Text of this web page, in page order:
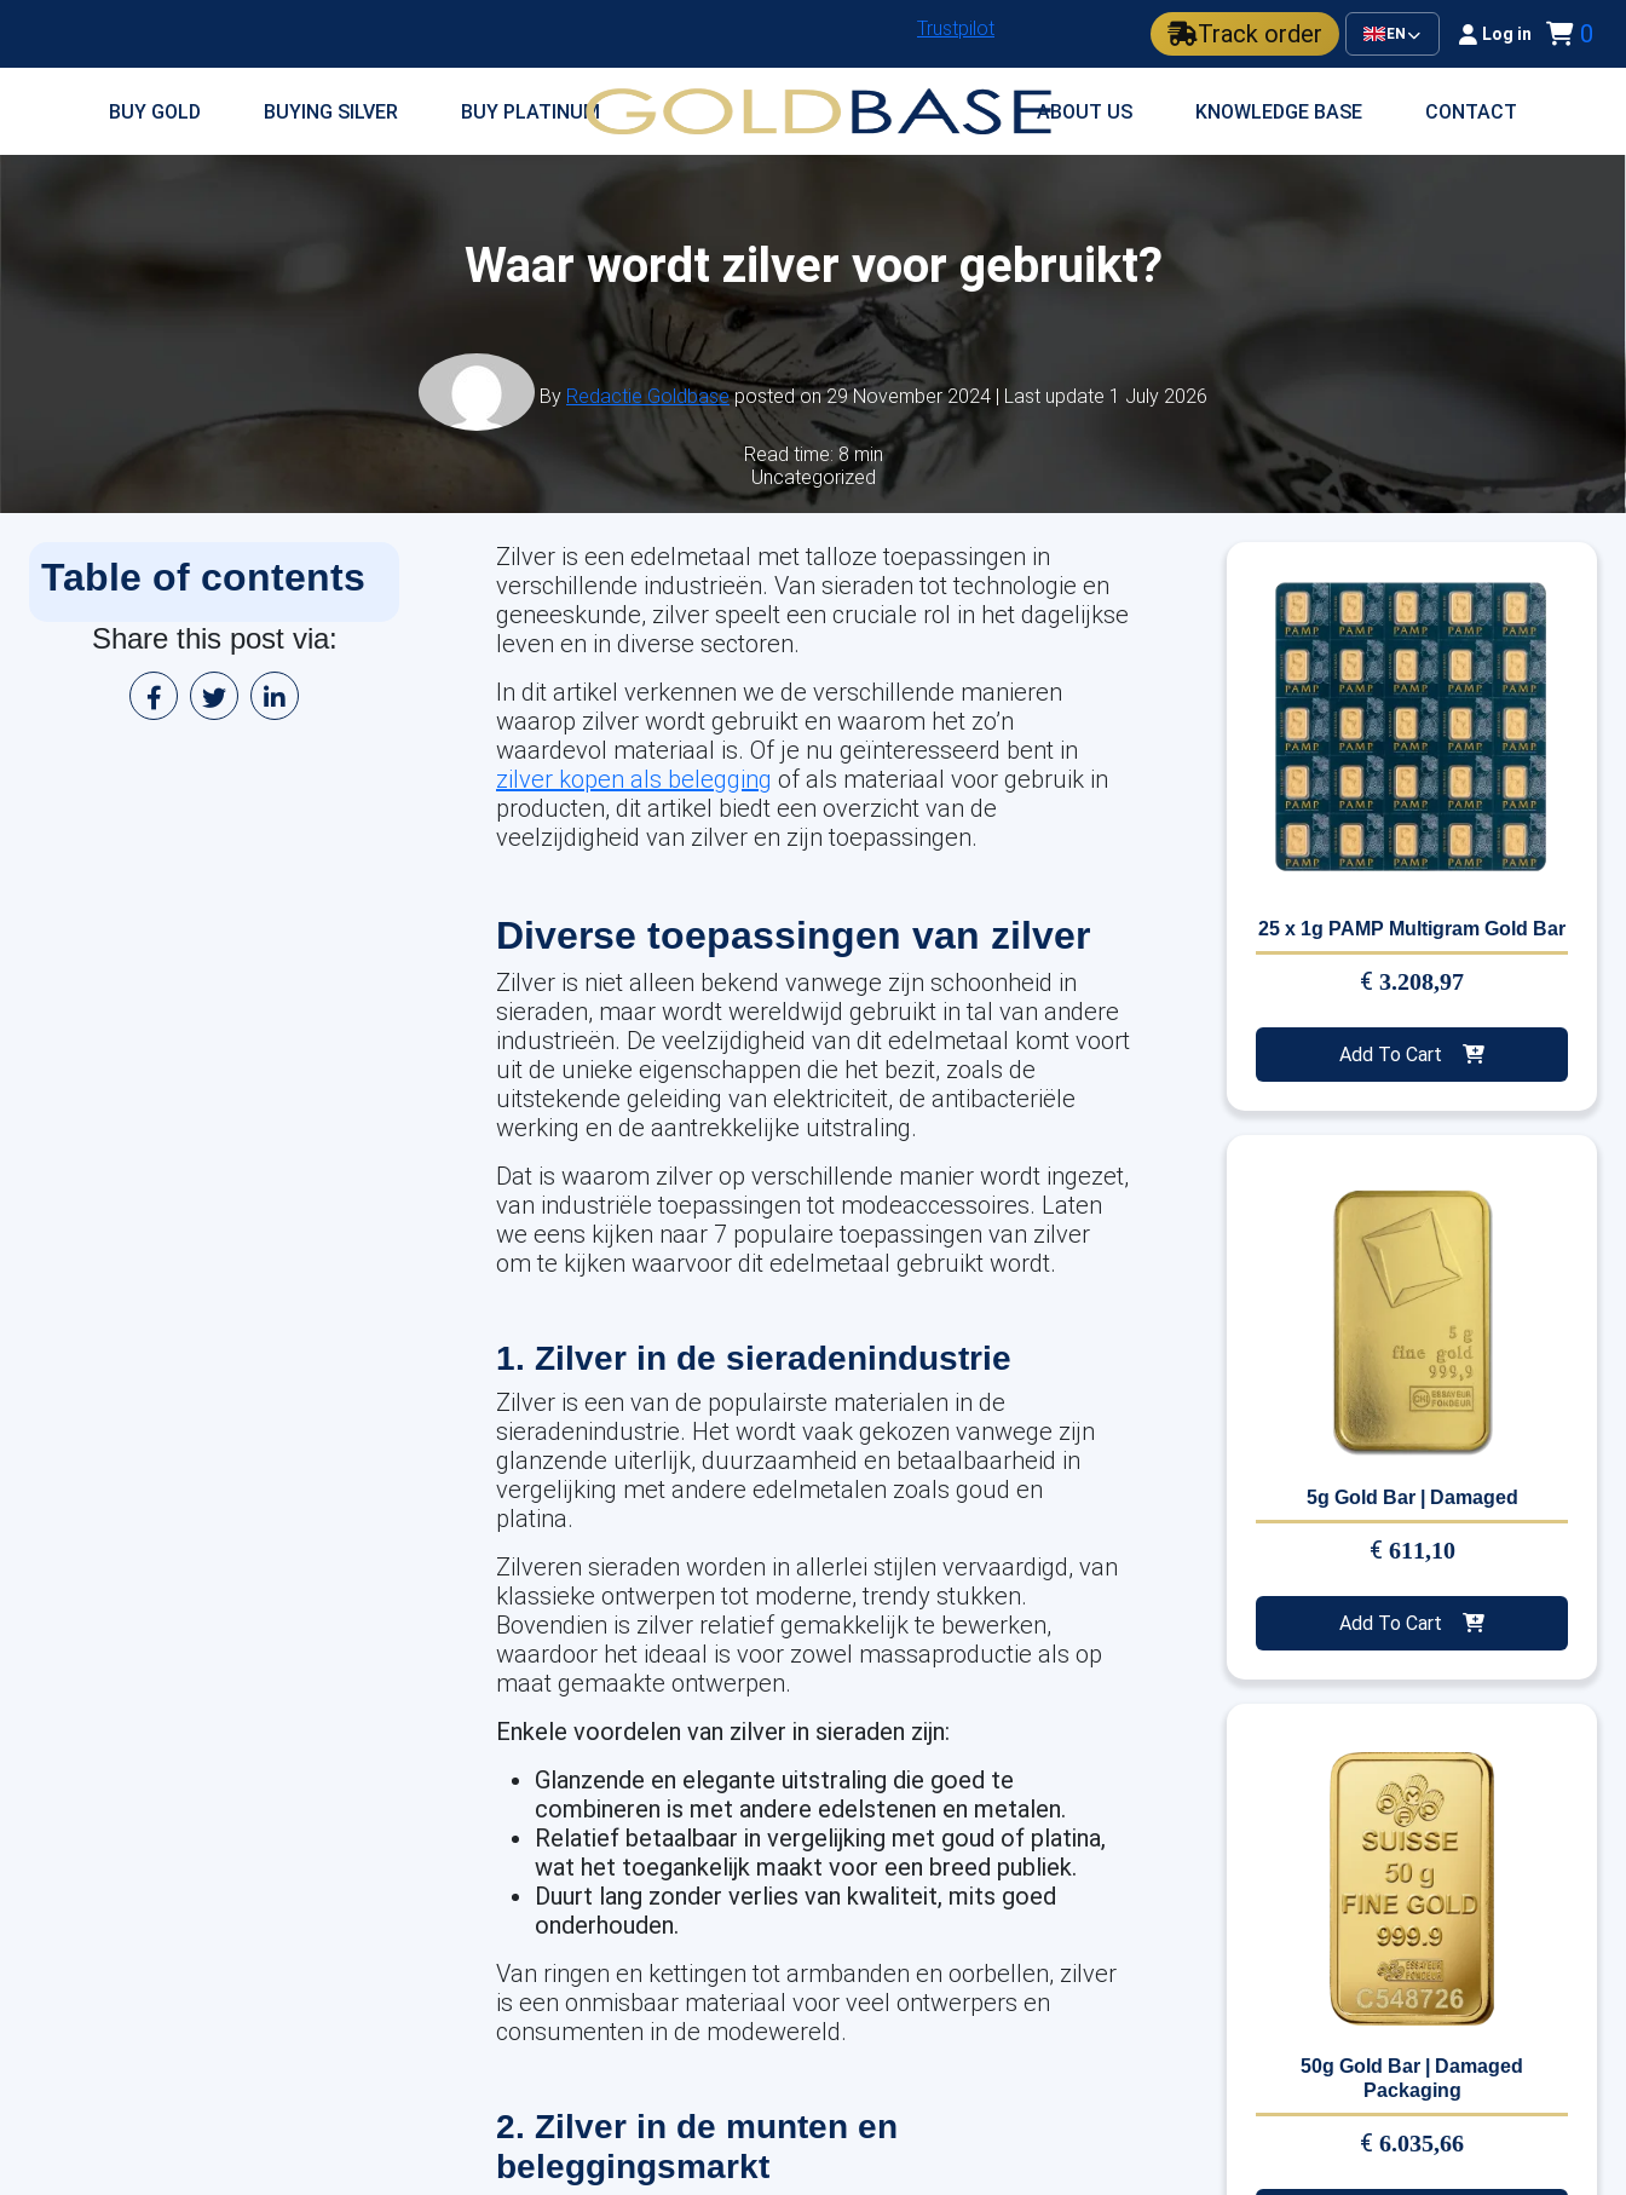
Trustpilot Track order EN Log in 0
BUY GOLD BUYING SILVER BUY PLATINUM ABOUT US KNOWLEDGE BASE CONTACT
Waar wordt zilver voor gebruikt?
By Redactie Goldbaseposted on 29 November 2024 | Last update 1 July 2026
Read time: 8 min
Uncategorized
Table of contents
Share this post via:
Zilver is een edelmetaal met talloze toepassingen in
verschillende industrieën. Van sieraden tot technologie en
geneeskunde, zilver speelt een cruciale rol in het dagelijkse
leven en in diverse sectoren.
In dit artikel verkennen we de verschillende manieren
waarop zilver wordt gebruikt en waarom het zo’n
waardevol materiaal is. Of je nu geïnteresseerd bent in
zilver kopen als belegging of als materiaal voor gebruik in
producten, dit artikel biedt een overzicht van de
veelzijdigheid van zilver en zijn toepassingen.
Diverse toepassingen van zilver
Zilver is niet alleen bekend vanwege zijn schoonheid in
sieraden, maar wordt wereldwijd gebruikt in tal van andere
industrieën. De veelzijdigheid van dit edelmetaal komt voort
uit de unieke eigenschappen die het bezit, zoals de
uitstekende geleiding van elektriciteit, de antibacteriële
werking en de aantrekkelijke uitstraling.
Dat is waarom zilver op verschillende manier wordt ingezet,
van industriële toepassingen tot modeaccessoires. Laten
we eens kijken naar 7 populaire toepassingen van zilver
om te kijken waarvoor dit edelmetaal gebruikt wordt.
1. Zilver in de sieradenindustrie
Zilver is een van de populairste materialen in de
sieradenindustrie. Het wordt vaak gekozen vanwege zijn
glanzende uiterlijk, duurzaamheid en betaalbaarheid in
vergelijking met andere edelmetalen zoals goud en
platina.
Zilveren sieraden worden in allerlei stijlen vervaardigd, van
klassieke ontwerpen tot moderne, trendy stukken.
Bovendien is zilver relatief gemakkelijk te bewerken,
waardoor het ideaal is voor zowel massaproductie als op
maat gemaakte ontwerpen.
Enkele voordelen van zilver in sieraden zijn:
Glanzende en elegante uitstraling die goed te
combineren is met andere edelstenen en metalen.
Relatief betaalbaar in vergelijking met goud of platina,
wat het toegankelijk maakt voor een breed publiek.
Duurt lang zonder verlies van kwaliteit, mits goed
onderhouden.
Van ringen en kettingen tot armbanden en oorbellen, zilver
is een onmisbaar materiaal voor veel ontwerpers en
consumenten in de modewereld.
2. Zilver in de munten en
beleggingsmarkt
25 x 1g PAMP Multigram Gold Bar
€ 3.208,97
Add To Cart
5g Gold Bar | Damaged
€ 611,10
Add To Cart
50g Gold Bar | Damaged
Packaging
€ 6.035,66